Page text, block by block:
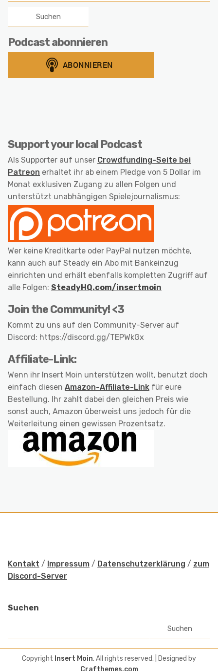
Podcast abonnieren
Support your local Podcast
Als Supporter auf unser Crowdfunding-Seite bei
Patreon erhaltet ihr ab einem Pledge von 5 Dollar im
Monat exklusiven Zugang zu allen Folgen und
unterstützt unabhängigen Spielejournalismus:
Wer keine Kreditkarte oder PayPal nutzen möchte,
kann auch auf Steady ein Abo mit Bankeinzug
einrichten und erhält ebenfalls kompletten Zugriff auf
alle Folgen: SteadyHQ.com/insertmoin
Join the Community! <3
Kommt zu uns auf den Community-Server auf
Discord: https://discord.gg/TEPWkGx
Affiliate-Link:
Wenn ihr Insert Moin unterstützen wollt, benutzt doch
einfach diesen Amazon-Affiliate-Link für eure
Bestellung. Ihr zahlt dabei den gleichen Preis wie
sonst auch, Amazon überweist uns jedoch für die
Weiterleitung einen gewissen Prozentsatz.
Kontakt / Impressum / Datenschutzerklärung / zum
Discord-Server
Suchen
Suchen
Copyright Insert Moin. All rights reserved.
| Designed by
Crafthemes.com